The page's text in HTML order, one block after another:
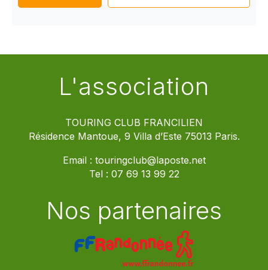
L'association
TOURING CLUB FRANCILIEN
Résidence Mantoue, 9 Villa d’Este 75013 Paris.
Email : touringclub@laposte.net
Tel : 07 69 13 99 22
Nos partenaires